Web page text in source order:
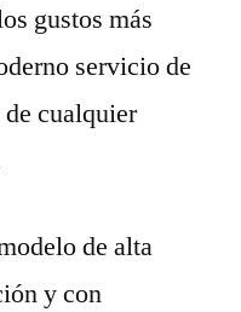
gustos más
servicio de
cualquier
de alta
y con